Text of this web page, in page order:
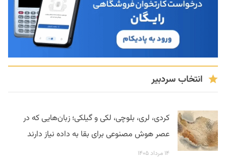
انتخاب سردبیر
کردی، لری، بلوچی، لکی و گیلکی؛ زبان‌هایی که در
عصر هوش مصنوعی برای بقا به داده نیاز دارند
۱۴ مرداد ۱۴۰۵